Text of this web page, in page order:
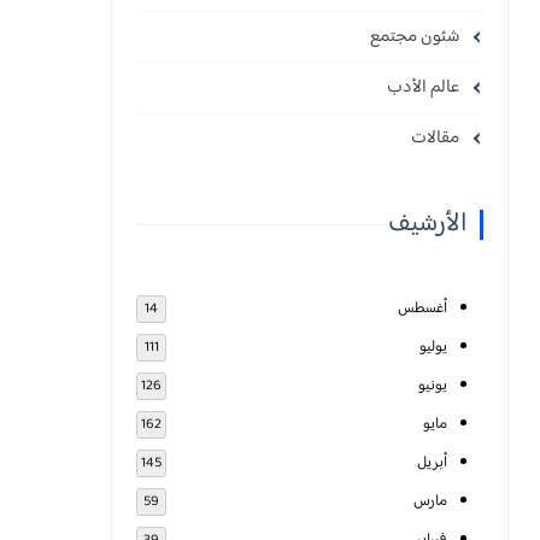
شئون مجتمع
عالم الأدب
مقالات
الأرشيف
أغسطس 14
يوليو 111
يونيو 126
مايو 162
أبريل 145
مارس 59